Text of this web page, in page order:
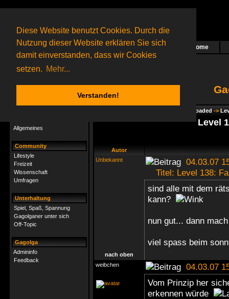
Diese Website benutzt Cookies. Durch die
Nutzung dieser Website erklären Sie sich
damit einverstanden, dass wir Cookies
setzen. Mehr...
Verstanden!
Das nächste Rätsel ist in Arbeit Home
196 Gagolganeronline(0 registrierte und 196 Gäste)
Gagolganer:
9732Rätsel online:
Allgemeines
Community
Lifestyle
Freizeit
Wissenschaft
Umfragen
Unterhaltung
Spiel, Spaß, Spannung
Gagolganer unter sich
Off-Topic
Gagolga
Admininfo
Feedback
Gagolga - Reloaded ->
Level
Autor
Unbekannt
04.03.07
Titel: Level 138:
sind alle mit dem
kann?
nun gut... dann
viel spass beim
nach oben
weibchen
04.03.07
Vom Prinzip her
erkennen würde